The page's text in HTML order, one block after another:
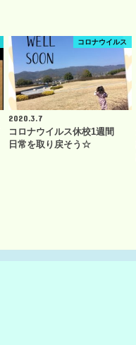
コロナウイルス
2020.3.7
コロナウイルス休校1週間
日常を取り戻そう☆